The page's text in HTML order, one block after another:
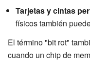
Tarjetas y cintas
físicos también
El término "bit rot"
cuando un chip de